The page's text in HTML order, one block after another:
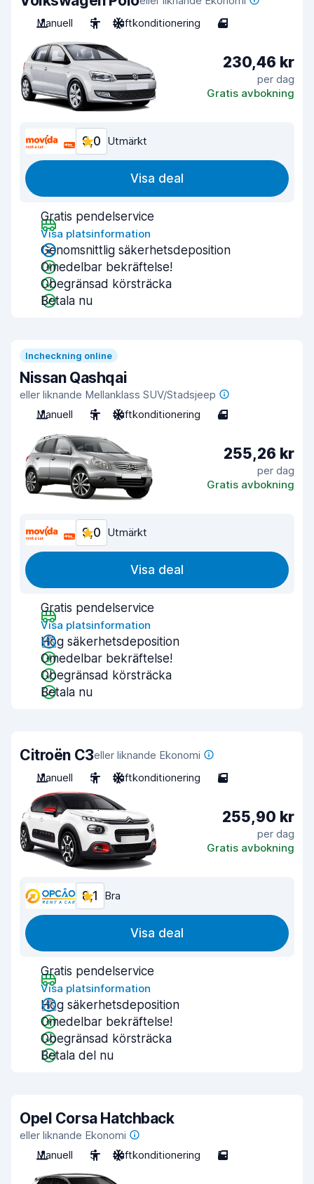
Manuell
5 Luftkonditionering 4
230,46 kr
per dag
Gratis avbokning
9,0 Utmärkt
Visa deal
Gratis pendelservice
Visa platsinformation
Genomsnittlig säkerhetsdeposition
Omedelbar bekräftelse!
Obegränsad körsträcka
Betala nu
Incheckning online
Nissan Qashqai
eller liknande Mellanklass SUV/Stadsjeep
Manuell
5 Luftkonditionering 4
255,26 kr
per dag
Gratis avbokning
9,0 Utmärkt
Visa deal
Gratis pendelservice
Visa platsinformation
Hög säkerhetsdeposition
Omedelbar bekräftelse!
Obegränsad körsträcka
Betala nu
Citroën C3eller liknande Ekonomi
Manuell
5 Luftkonditionering 5
255,90 kr
per dag
Gratis avbokning
8,1 Bra
Visa deal
Gratis pendelservice
Visa platsinformation
Hög säkerhetsdeposition
Omedelbar bekräftelse!
Obegränsad körsträcka
Betala del nu
Opel Corsa Hatchback
eller liknande Ekonomi
Manuell
5 Luftkonditionering 5